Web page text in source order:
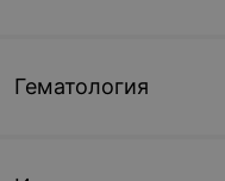
Гематология